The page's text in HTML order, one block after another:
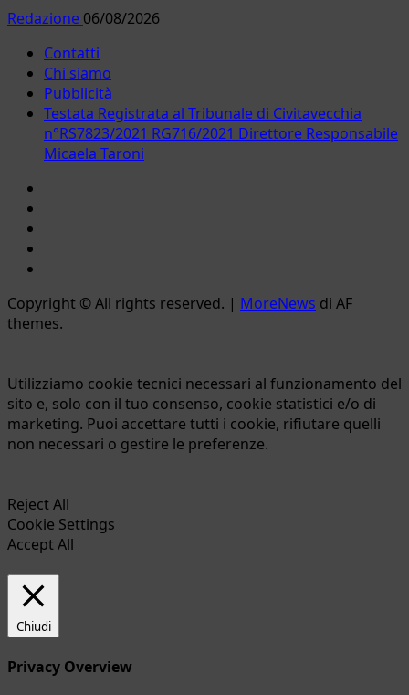
Redazione 06/08/2026
Contatti
Chi siamo
Pubblicità
Testata Registrata al Tribunale di Civitavecchia
n°RS7823/2021 RG716/2021 Direttore Responsabile
Micaela Taroni
Copyright © All rights reserved. | MoreNews di AF
themes.
Utilizziamo cookie tecnici necessari al funzionamento del
sito e, solo con il tuo consenso, cookie statistici e/o di
marketing. Puoi accettare tutti i cookie, rifiutare quelli
non necessari o gestire le preferenze.
Reject All
Cookie Settings
Accept All
Chiudi
Privacy Overview